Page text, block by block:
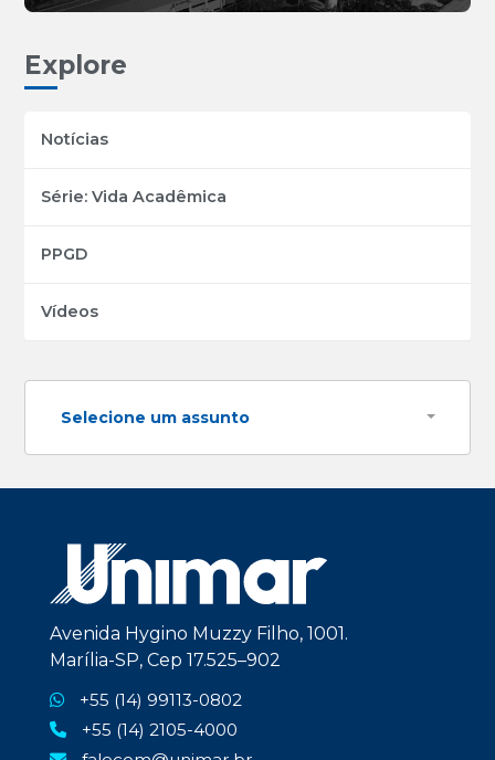
Explore
Notícias
Série: Vida Acadêmica
PPGD
Vídeos
Selecione um assunto
Avenida Hygino Muzzy Filho, 1001.
Marília-SP, Cep 17.525–902
+55 (14) 99113-0802
+55 (14) 2105-4000